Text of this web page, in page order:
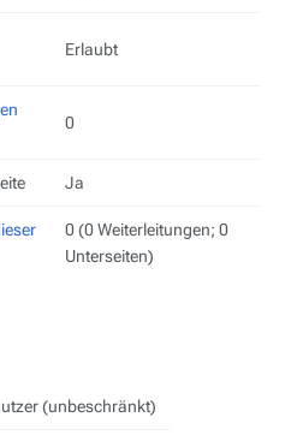
Erlaubt
0
Ja
0 (0 Weiterleitungen; 0
Unterseiten)
(unbeschränkt)